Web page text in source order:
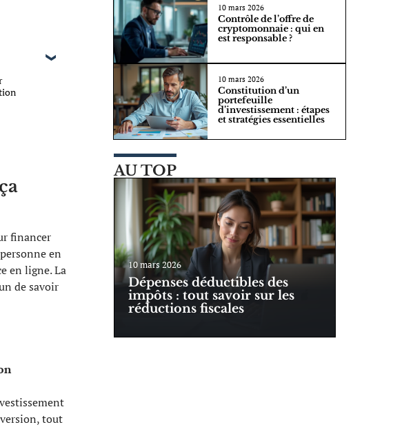
financer
en
en ligne. La
de savoir
tout
10 mars 2026
Contrôle de l’offre de
cryptomonnaie : qui en
est responsable ?
10 mars 2026
Constitution d’un
portefeuille
d’investissement : étapes
et stratégies essentielles
AU TOP
10 mars 2026
Dépenses déductibles des
impôts : tout savoir sur les
réductions fiscales